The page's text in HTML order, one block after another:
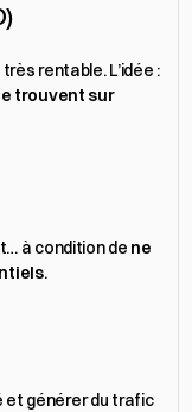
trouvent sur
à condition de ne
.
et générer du trafic